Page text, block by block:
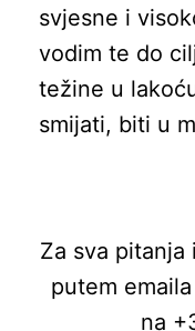
svjesne i
vodim te do
težine u
smijati, biti u
Za sva pitanja
putem emaila
na